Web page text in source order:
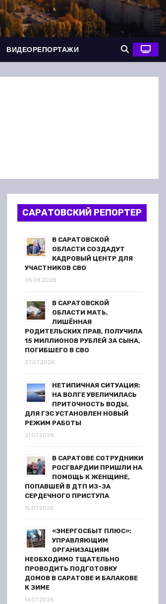
ВИДЕОРЕПОРТАЖИ
САРАТОВСКИЙ РЕПОРТЕР
В САРАТОВСКОЙ
ОБЛАСТИ СОЗДАДУТ
КАДРОВЫЙ ЦЕНТР ДЛЯ
УЧАСТНИКОВ СВО
05.08.2026
В САРАТОВСКОЙ
ОБЛАСТИ МАТЬ,
ЛИШЁННАЯ
РОДИТЕЛЬСКИХ ПРАВ, ПОЛУЧИЛА
15 МИЛЛИОНОВ РУБЛЕЙ ЗА СЫНА,
ПОГИБШЕГО В СВО
27.07.2026
НЕТИПИЧНАЯ СИТУАЦИЯ:
НА ВОЛГЕ УВЕЛИЧИЛАСЬ
ПРИТОЧНОСТЬ ВОДЫ,
ДЛЯ ГЭС УСТАНОВЛЕН НОВЫЙ
РЕЖИМ РАБОТЫ
21.07.2026
В САРАТОВЕ СОТРУДНИКИ
РОСГВАРДИИ ПРИШЛИ НА
ПОМОЩЬ К ЖЕНЩИНЕ,
ПОПАВШЕЙ В ДТП ИЗ-ЗА
СЕРДЕЧНОГО ПРИСТУПА
15.07.2026
«ЭНЕРГОСБЫТ ПЛЮС»:
УПРАВЛЯЮЩИМ
ОРГАНИЗАЦИЯМ
НЕОБХОДИМО ТЩАТЕЛЬНО
ПРОВОДИТЬ ПОДГОТОВКУ
ДОМОВ В САРАТОВЕ И БАЛАКОВЕ
К ЗИМЕ
14.07.2026